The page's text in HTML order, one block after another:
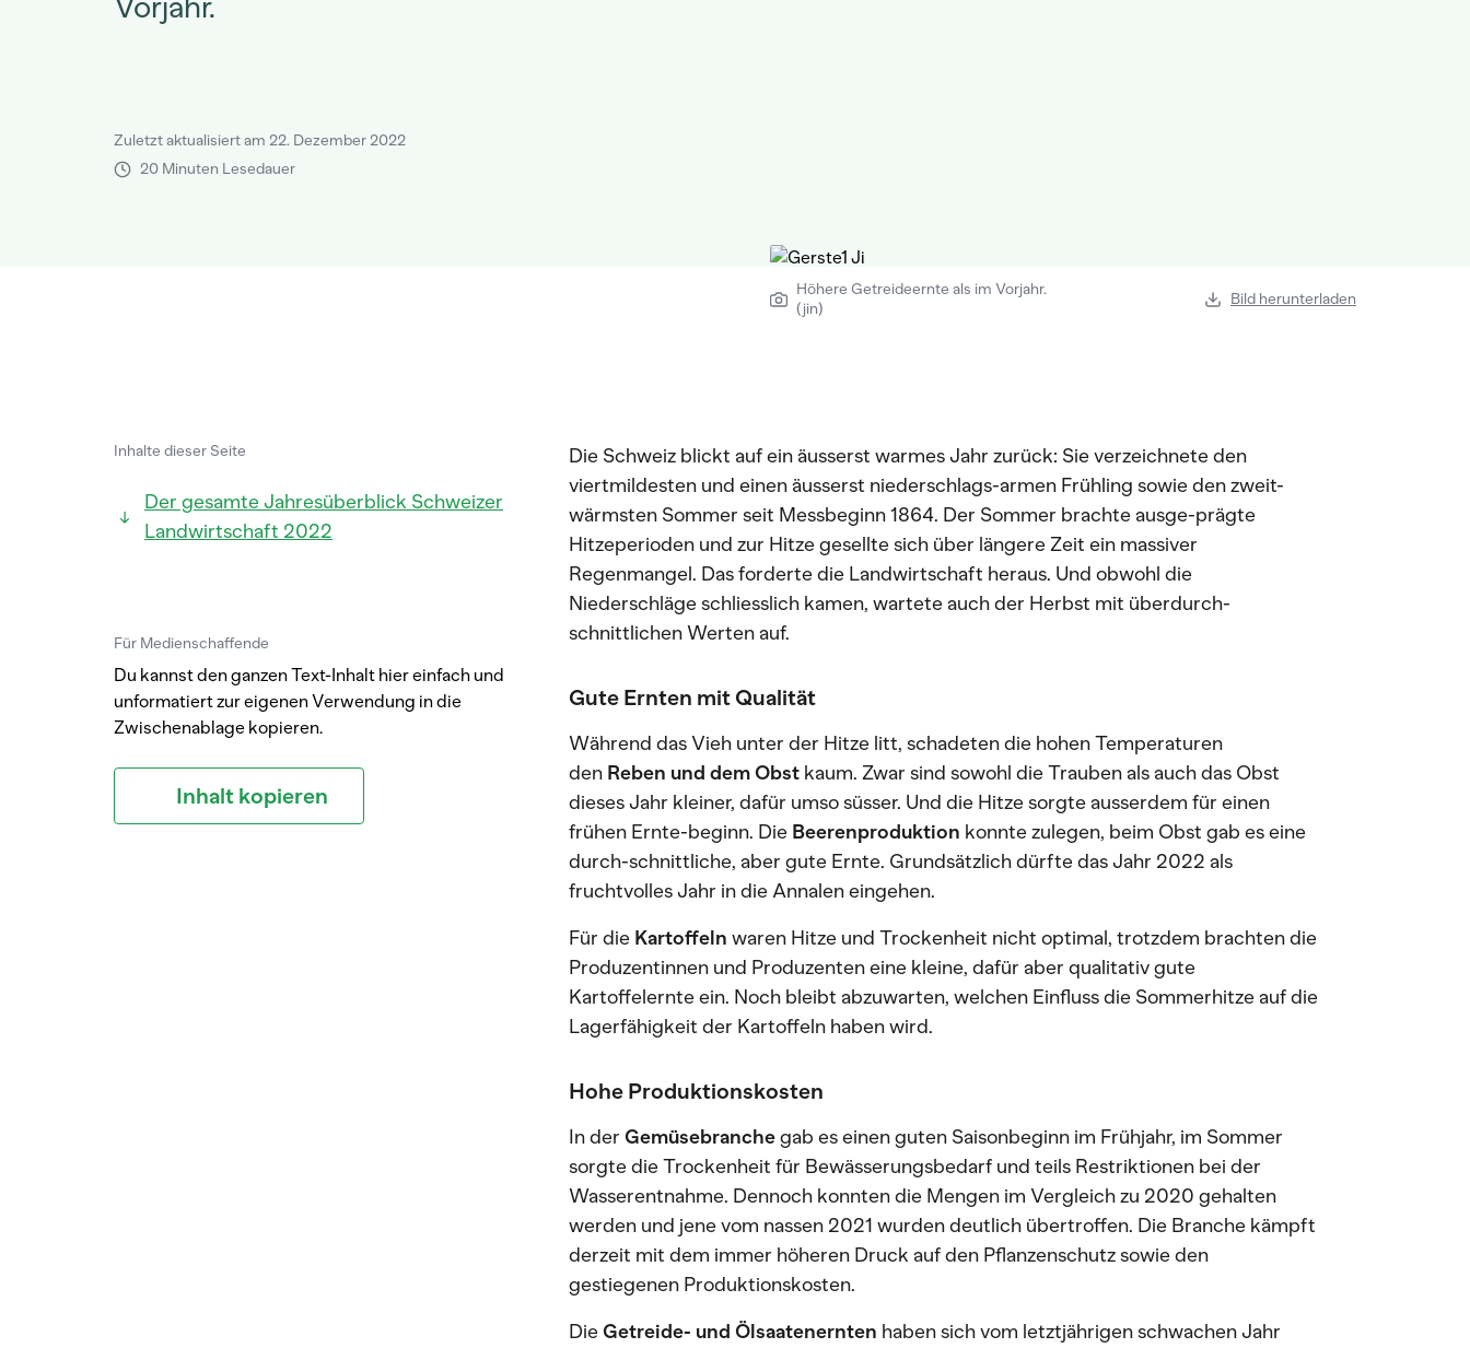
Zuletzt aktualisiert am 22. Dezember 2022
20 Minuten Lesedauer
Höhere Getreideernte als im Vorjahr.
(jin)
Bild herunterladen
Inhalte dieser Seite
Der gesamte Jahresüberblick Schweizer
Landwirtschaft 2022
Für Medienschaffende
Du kannst den ganzen Text-Inhalt hier einfach und
unformatiert zur eigenen Verwendung in die
Zwischenablage kopieren.
Inhalt kopieren
Die Schweiz blickt auf ein äusserst warmes Jahr zurück: Sie verzeichnete den
viertmildesten und einen äusserst niederschlags-armen Frühling sowie den zweit-
wärmsten Sommer seit Messbeginn 1864. Der Sommer brachte ausge-prägte
Hitzeperioden und zur Hitze gesellte sich über längere Zeit ein massiver
Regenmangel. Das forderte die Landwirtschaft heraus. Und obwohl die
Niederschläge schliesslich kamen, wartete auch der Herbst mit überdurch-
schnittlichen Werten auf.
Gute Ernten mit Qualität
Während das Vieh unter der Hitze litt, schadeten die hohen Temperaturen
den Reben und dem Obst kaum. Zwar sind sowohl die Trauben als auch das Obst
dieses Jahr kleiner, dafür umso süsser. Und die Hitze sorgte ausserdem für einen
frühen Ernte-beginn. Die Beerenproduktion konnte zulegen, beim Obst gab es eine
durch-schnittliche, aber gute Ernte. Grundsätzlich dürfte das Jahr 2022 als
fruchtvolles Jahr in die Annalen eingehen.
Für die Kartoffeln waren Hitze und Trockenheit nicht optimal, trotzdem brachten die
Produzentinnen und Produzenten eine kleine, dafür aber qualitativ gute
Kartoffelernte ein. Noch bleibt abzuwarten, welchen Einfluss die Sommerhitze auf die
Lagerfähigkeit der Kartoffeln haben wird.
Hohe Produktionskosten
In der Gemüsebranchegab es einen guten Saisonbeginn im Frühjahr, im Sommer
sorgte die Trockenheit für Bewässerungsbedarf und teils Restriktionen bei der
Wasserentnahme. Dennoch konnten die Mengen im Vergleich zu 2020 gehalten
werden und jene vom nassen 2021 wurden deutlich übertroffen. Die Branche kämpft
derzeit mit dem immer höheren Druck auf den Pflanzenschutz sowie den
gestiegenen Produktionskosten.
Die Getreide- und Ölsaatenernten haben sich vom letztjährigen schwachen Jahr